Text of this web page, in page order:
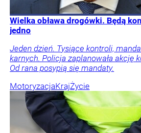
Wielka obława drogówki. Będą
jedno
Jeden dzień. Tysiące kontroli,
karnych. Policja zaplanowała akcję
Od rana posypią się mandaty.
MotoryzacjaKrajŻycie